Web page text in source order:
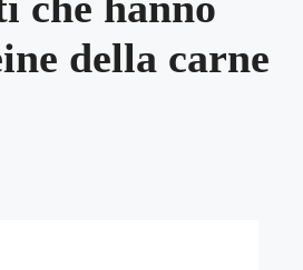
della carne